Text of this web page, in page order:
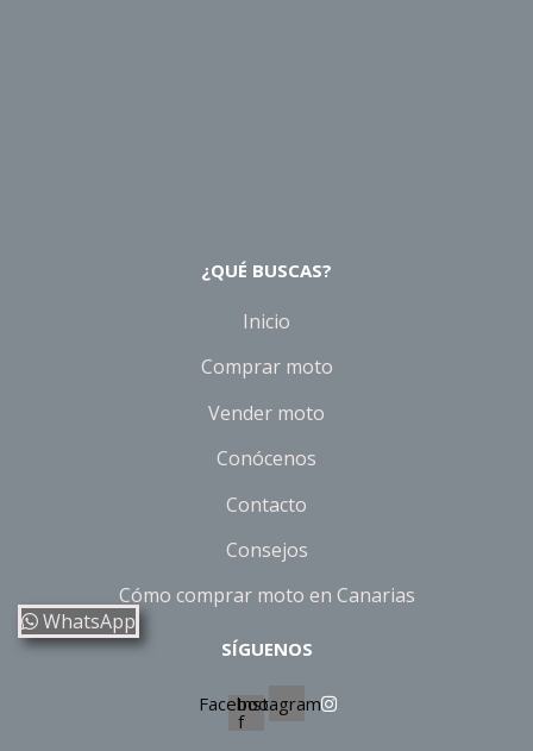
¿QUÉ BUSCAS?
Inicio
Comprar moto
Vender moto
Conócenos
Contacto
Consejos
Cómo comprar moto en Canarias
WhatsApp
SÍGUENOS
Facebook-
f
Instagram